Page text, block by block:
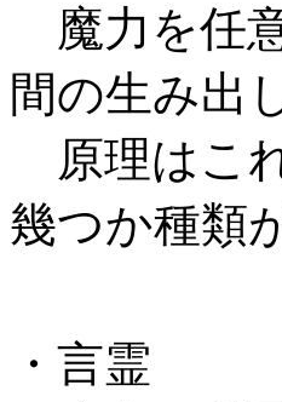
魔力を任
間の生み出
原理はこ
幾つか種類
・言霊